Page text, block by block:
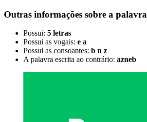
Outras informações sobre a palavra
Possui: 5 letras
Possui as vogais: e a
Possui as consoantes: b n z
A palavra escrita ao contrário: azneb